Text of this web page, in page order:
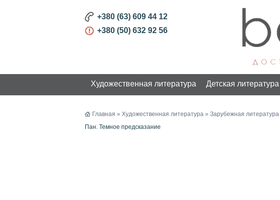
+380 (63) 609 44 12
+380 (50) 632 92 56
Художественная литература Детская литература
КАТАЛОГ
Главная » Художественная литература » Зарубежная литература
Пан. Темное предсказание